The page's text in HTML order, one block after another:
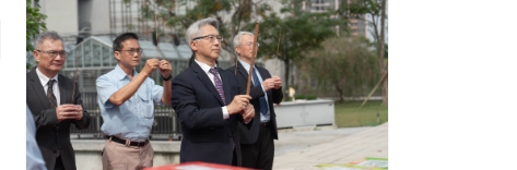
主
任
與
量
子
科
技
實
院
長
等
進
行
量
子
科
院
廖
俊
智
院
長
等
進